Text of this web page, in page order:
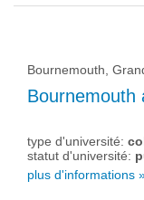
Bournemouth,
Bournemouth
type d'université:
statut d'université:
plus d'informations